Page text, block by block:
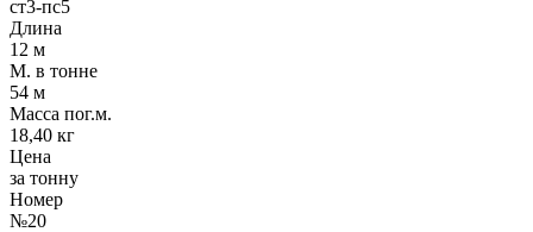
ст3-пс5
Длина
12 м
М. в тонне
54 м
Масса пог.м.
18,40 кг
Цена
за тонну
Номер
№20